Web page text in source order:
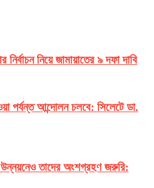
নিয়ে জামায়াতের ৯ দফা দাবি
পর্যন্ত আন্দোলন চলবে: সিলেটে ডা.
তাদের অংশগ্রহণ জরুরি: